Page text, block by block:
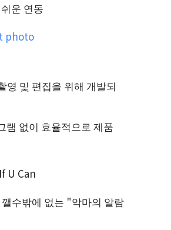
운 연동
photo
및 편집을 위해 개발되
램 없이 효율적으로 제품
U Can
수밖에 없는 "악마의 알람